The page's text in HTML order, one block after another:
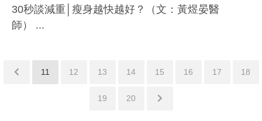
30秒談減重│瘦身越快越好？（文：黃煜晏醫
師） ...
11 12 13 14 15 16 17 18
19 20